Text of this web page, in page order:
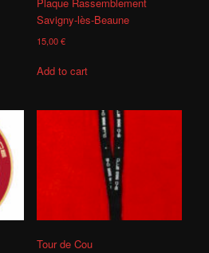
Savigny-lès-Beaune
15,00€
Add to cart
Tour de Cou